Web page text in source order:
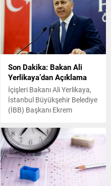
Kazalarda Adli Tanıklık
Hizmetinin Önemi: Adli Trafik
ve Adli Bilişim Uzmanı Hakan
Elmas'ın Katkıları
Son Dakika: Bakan Ali
Yerlikaya’dan Açıklama
İçişleri Bakanı Ali Yerlikaya,
İstanbul Büyükşehir Belediye
(İBB) Başkanı Ekrem
alınmasının ardından
başlatılan soruşturma
kapsamında sosyal medya
paylaşımlarına yönelik
çalışmaların sürdüğünü
açıkladı.